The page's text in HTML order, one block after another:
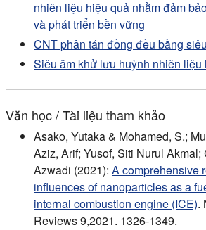
nhiên liệu hiệu quả nhằm đảm
và phát triển bền vững
CNT phân tán đồng đều bằng
Siêu âm khử lưu huỳnh nhiên liệu
Văn học / Tài liệu tham khảo
Asako, Yutaka & Mohamed, S.;
Aziz, Arif; Yusof, Siti Nurul
Azwadi (2021): A comprehensive
influences of nanoparticles as a
internal combustion engine (ICE).
Reviews 9,2021. 1326-1349.